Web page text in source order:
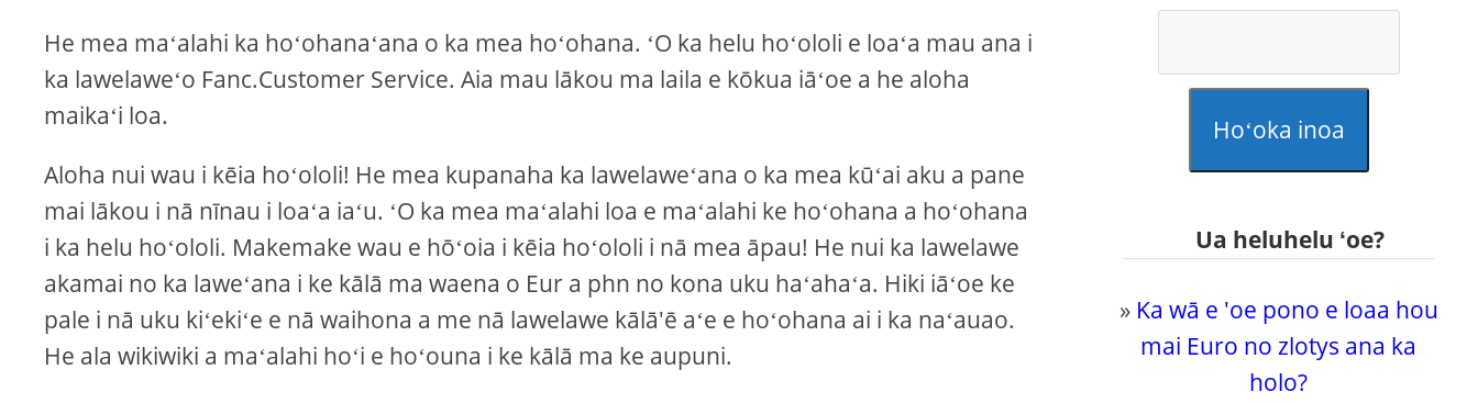
He mea maʻalahi ka hoʻohanaʻana o ka mea hoʻohana. ʻO ka helu hoʻololi e loaʻa mau ana i
ka lawelaweʻo Fanc.Customer Service. Aia mau lākou ma laila e kōkua iāʻoe a he aloha
maikaʻi loa.
Aloha nui wau i kēia hoʻololi! He mea kupanaha ka lawelaweʻana o ka mea kūʻai aku a pane
mai lākou i nā nīnau i loaʻa iaʻu. ʻO ka mea maʻalahi loa e maʻalahi ke hoʻohana a hoʻohana
i ka helu hoʻololi. Makemake wau e hōʻoia i kēia hoʻololi i nā mea āpau! He nui ka lawelawe
akamai no ka laweʻana i ke kālā ma waena o Eur a phn no kona uku haʻahaʻa. Hiki iāʻoe ke
pale i nā uku kiʻekiʻe e nā waihona a me nā lawelawe kālā'ē aʻe e hoʻohana ai i ka naʻauao.
He ala wikiwiki a maʻalahi hoʻi e hoʻouna i ke kālā ma ke aupuni.
Hoʻoka inoa
Ua heluhelu ʻoe?
» Ka wā e 'oe pono e loaa hou
mai Euro no zlotys ana ka
holo?